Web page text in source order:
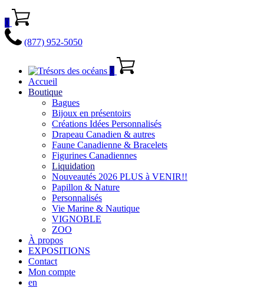
0
(877) 952-5050
0
Accueil
Boutique
Bagues
Bijoux en présentoirs
Créations Idées Personnalisés
Drapeau Canadien & autres
Faune Canadienne & Bracelets
Figurines Canadiennes
Liquidation
Nouveautés 2026 PLUS à VENIR!!
Papillon & Nature
Personnalisés
Vie Marine & Nautique
VIGNOBLE
ZOO
À propos
EXPOSITIONS
Contact
Mon compte
en